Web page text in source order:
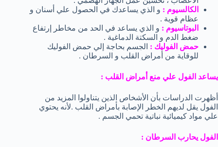
الكالسيوم : و الذي يساعدك في الحصول علي أسنان و
عظام قوية .
البوتاسيوم : و الذي يساعد في الحد من مخاطر إرتفاع
ضغط الدم و السكتة الدماغية .
حمض الفوليك : الجسم بحاجة إلي حمض الفوليك
للوقاية من أمراض القلب و السرطان .
يساعد الفول علي منع أمراض القلب :
أظهرت الدراسات بأن الأشخاص الذين يتناولوا المزيد من
الفول يقل لديهم الخطر الإصابة بأمراض القلب .لأنه يحتوي
علي مواد كيميائية نباتية تحمي الجسم .
الفول يحارب السرطان :